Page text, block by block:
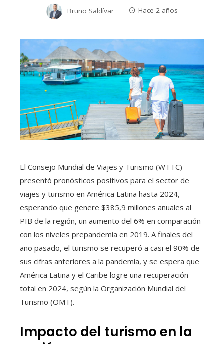
Bruno Saldívar Hace 2 años
El Consejo Mundial de Viajes y Turismo (WTTC)
presentó pronósticos positivos para el sector de
viajes y turismo en América Latina hasta 2024,
esperando que genere $385,9 millones anuales al
PIB de la región, un aumento del 6% en comparación
con los niveles prepandemia en 2019. A finales del
año pasado, el turismo se recuperó a casi el 90% de
sus cifras anteriores a la pandemia, y se espera que
América Latina y el Caribe logre una recuperación
total en 2024, según la Organización Mundial del
Turismo (OMT).
Impacto del turismo en la